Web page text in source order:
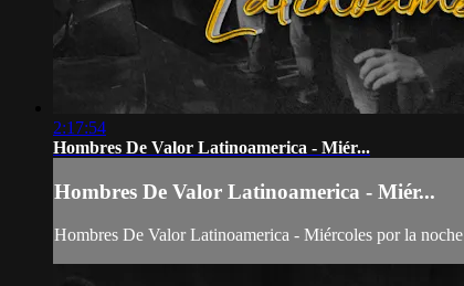
2:17:54
Hombres De Valor Latinoamerica - Miér...
Hombres De Valor Latinoamerica - Miér...
Hombres De Valor Latinoamerica - Miércoles por la noche